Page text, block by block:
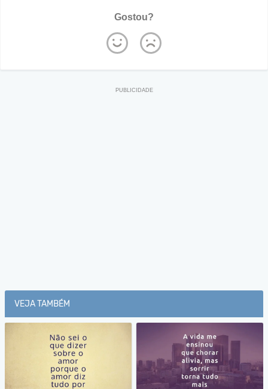
Gostou?
VEJA TAMBÉM